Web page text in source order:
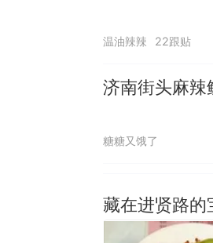
温油辣辣 22跟贴
济南街头麻辣
糖糖又饿了
藏在进贤路的